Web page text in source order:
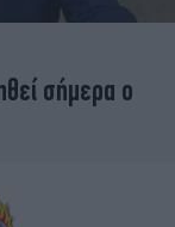
σήμερα ο